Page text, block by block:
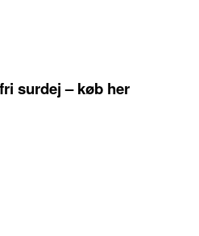
surdej – køb her